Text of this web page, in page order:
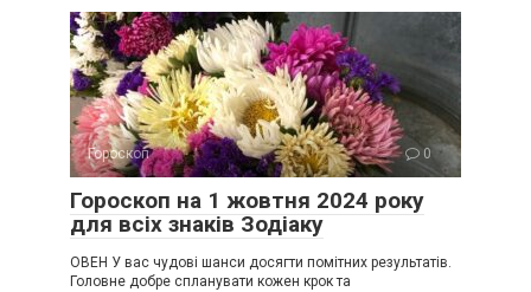
Гороскоп 0
Гороскоп на 1 жовтня 2024 року
для всіх знаків Зодіаку
ОВЕН У вас чудові шанси досягти помітних результатів.
Головне добре спланувати кожен крок та